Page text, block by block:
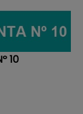
10